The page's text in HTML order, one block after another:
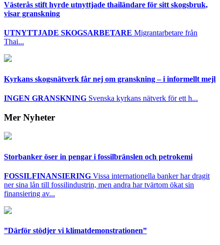
Västerås stift hyrde utnyttjade thailändare för sitt skogsbruk,
visar granskning
UTNYTTJADE SKOGSARBETARE Migrantarbetare från
Thai...
Kyrkans skogsnätverk får nej om granskning – i informellt mejl
INGEN GRANSKNING Svenska kyrkans nätverk för ett h...
Mer Nyheter
Storbanker öser in pengar i fossilbränslen och petrokemi
FOSSILFINANSIERING Vissa internationella banker har dragit
ner sina lån till fossilindustrin, men andra har tvärtom ökat sin
finansiering av...
”Därför stödjer vi klimatdemonstrationen”